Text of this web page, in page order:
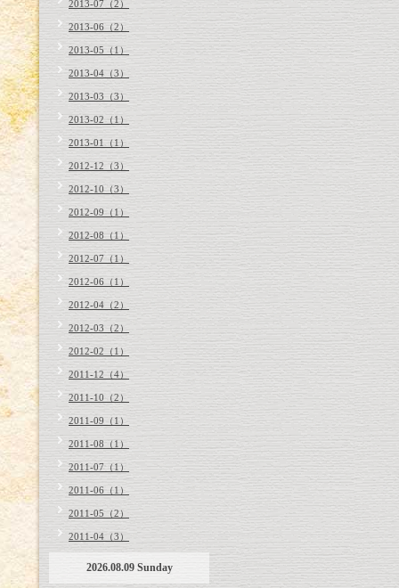
2013-07（2）
2013-06（2）
2013-05（1）
2013-04（3）
2013-03（3）
2013-02（1）
2013-01（1）
2012-12（3）
2012-10（3）
2012-09（1）
2012-08（1）
2012-07（1）
2012-06（1）
2012-04（2）
2012-03（2）
2012-02（1）
2011-12（4）
2011-10（2）
2011-09（1）
2011-08（1）
2011-07（1）
2011-06（1）
2011-05（2）
2011-04（3）
2026.08.09 Sunday